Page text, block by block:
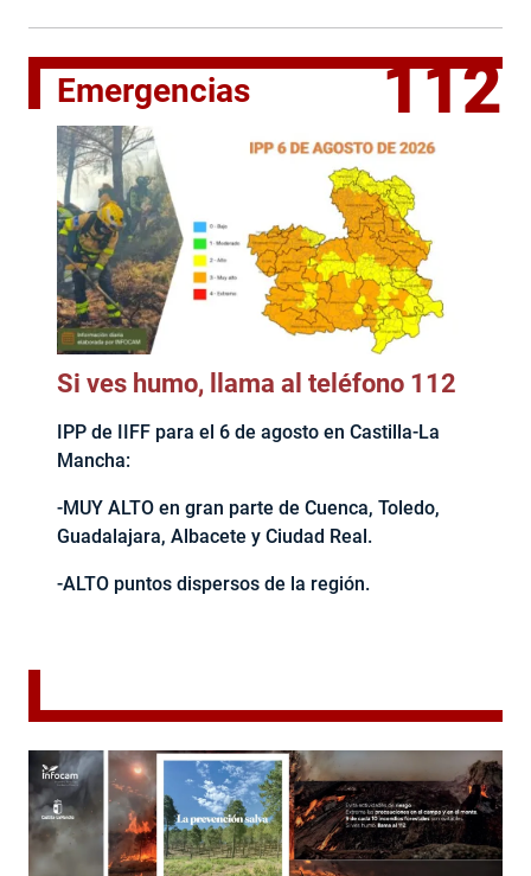
Emergencias 112
Si ves humo, llama al teléfono 112
IPP de IIFF para el 6 de agosto en Castilla-La
Mancha:
-MUY ALTO en gran parte de Cuenca, Toledo,
Guadalajara, Albacete y Ciudad Real.
-ALTO puntos dispersos de la región.